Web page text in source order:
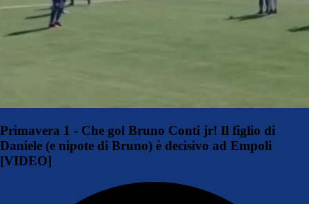
Primavera 1 - Che gol Bruno Conti jr! Il figlio di
Daniele (e nipote di Bruno) è decisivo ad Empoli
[VIDEO]